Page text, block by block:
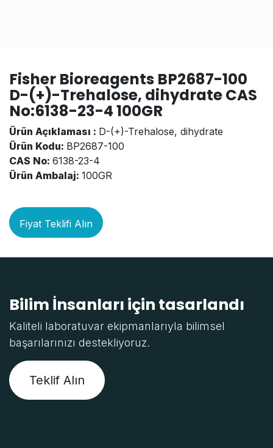
Fisher Bioreagents BP2687-100
D-(+)-Trehalose, dihydrate CAS
No:6138-23-4 100GR
Ürün Açıklaması : D-(+)-Trehalose, dihydrate
Ürün Kodu: BP2687-100
CAS No: 6138-23-4
Ürün Ambalaj: 100GR
Fiyat Teklifi Alın
Bilim İnsanları için tasarlandı
Kaliteli laboratuvar ekipmanlarıyla bilimsel
başarılarınızı destekliyoruz.
Teklif Alın